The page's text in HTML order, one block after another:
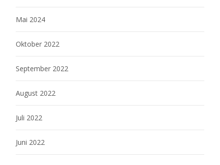
Mai 2024
Oktober 2022
September 2022
August 2022
Juli 2022
Juni 2022